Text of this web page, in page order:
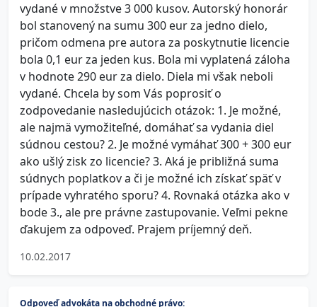
vydané v množstve 3 000 kusov. Autorský honorár
bol stanovený na sumu 300 eur za jedno dielo,
pričom odmena pre autora za poskytnutie licencie
bola 0,1 eur za jeden kus. Bola mi vyplatená záloha
v hodnote 290 eur za dielo. Diela mi však neboli
vydané. Chcela by som Vás poprosiť o
zodpovedanie nasledujúcich otázok: 1. Je možné,
ale najmä vymožiteľné, domáhať sa vydania diel
súdnou cestou? 2. Je možné vymáhať 300 + 300 eur
ako ušlý zisk zo licencie? 3. Aká je približná suma
súdnych poplatkov a či je možné ich získať späť v
prípade vyhratého sporu? 4. Rovnaká otázka ako v
bode 3., ale pre právne zastupovanie. Veľmi pekne
ďakujem za odpoveď. Prajem príjemný deň.
10.02.2017
Odpoveď advokáta na obchodné právo: